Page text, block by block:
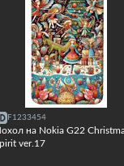
F1233454
на Nokia G22
ver.17